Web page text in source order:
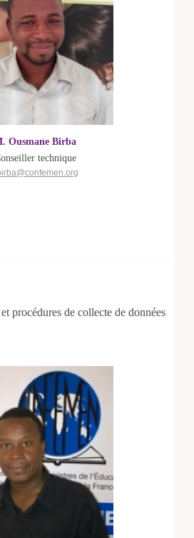
Ousmane Birba
technique
procédures de collecte de données